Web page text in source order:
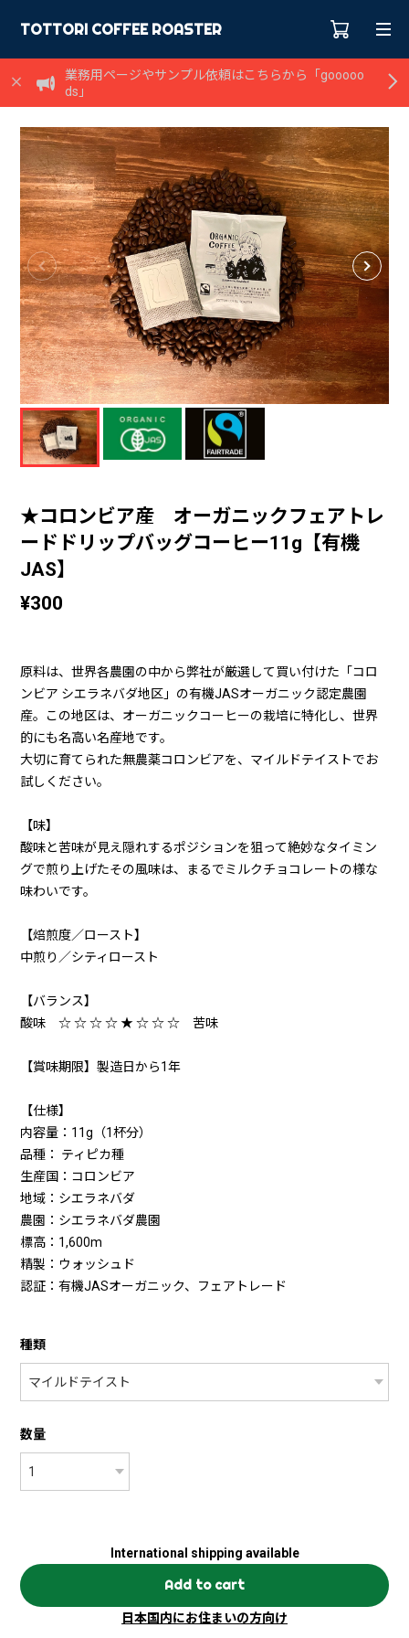
TOTTORI COFFEE ROASTER
業務用ページやサンプル依頼はこちらから「gooooo
ds」
★コロンビア産 オーガニックフェアトレ
ードドリップバッグコーヒー11g【有機
JAS】
¥300
原料は、世界各農園の中から弊社が厳選して買い付けた「コロ
ンビア シエラネバダ地区」の有機JASオーガニック認定農園
産。この地区は、オーガニックコーヒーの栽培に特化し、世界
的にも名高い名産地です。
大切に育てられた無農薬コロンビアを、マイルドテイストでお
試しください。
【味】
酸味と苦味が見え隠れするポジションを狙って絶妙なタイミン
グで煎り上げたその風味は、まるでミルクチョコレートの様な
味わいです。
【焙煎度／ロースト】
中煎り／シティロースト
【バランス】
酸味 ☆ ☆ ☆ ☆ ★ ☆ ☆ ☆ 苦味
【賞味期限】製造日から1年
【仕様】
内容量：11g（1杯分）
品種： ティピカ種
生産国：コロンビア
地域：シエラネバダ
農園：シエラネバダ農園
標高：1,600m
精製：ウォッシュド
認証：有機JASオーガニック、フェアトレード
種類
数量
International shipping available
Add to cart
日本国内にお住まいの方向け